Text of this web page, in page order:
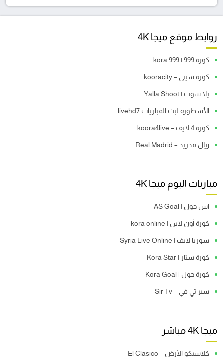
روابط موقع ميجا 4K
كورة 999 | kora 999
كورة سيتي – kooracity
يلا شوت | Yalla Shoot
الأسطورة لبث المباريات livehd7
كورة 4 لايف – koora4live
ريال مدريد – Real Madrid
مباريات اليوم ميجا 4K
اس جول | AS Goal
كورة أون لاين | kora online
سوريا لايف | Syria Live Online
كورة ستار | Kora Star
كورة جول | Kora Goal
سير تي في – Sir Tv
ميجا 4K مباشر
كلاسيكو الأرض – El Clasico